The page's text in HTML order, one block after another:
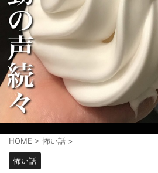
HOME > 怖い話 >
怖い話